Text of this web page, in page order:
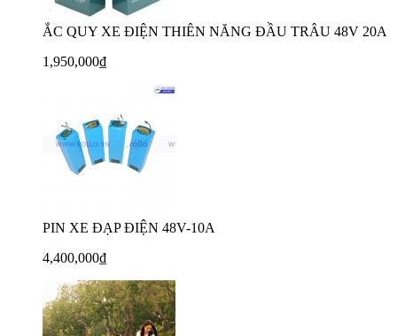
ẮC QUY XE ĐIỆN THIÊN NĂNG ĐẦU TRÂU 48V 20A
1,950,000₫
PIN XE ĐẠP ĐIỆN 48V-10A
4,400,000₫